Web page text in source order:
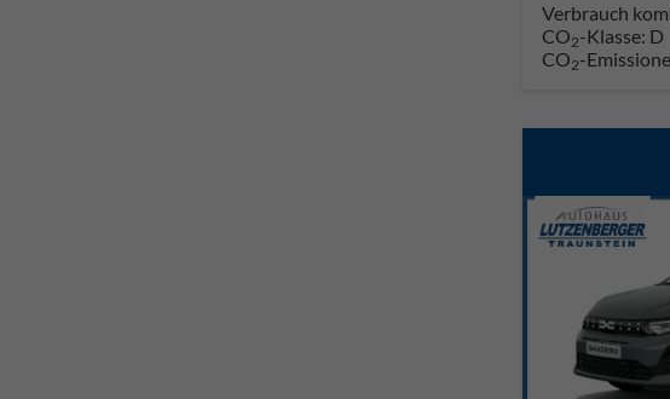
Verbrauch
CO2-Klasse: D
CO2-